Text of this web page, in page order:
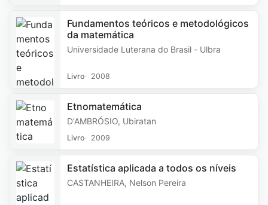
Fundamentos teóricos e metodológicos
da matemática
Universidade Luterana do Brasil - Ulbra
Livro 2008
Etnomatemática
D'AMBRÓSIO, Ubiratan
Livro 2009
Estatística aplicada a todos os níveis
CASTANHEIRA, Nelson Pereira